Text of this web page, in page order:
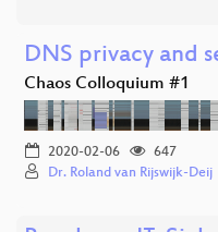
DNS privacy and
Chaos Colloquium #1
2020-02-06
647
Dr. Roland van Rijswijk-Deij